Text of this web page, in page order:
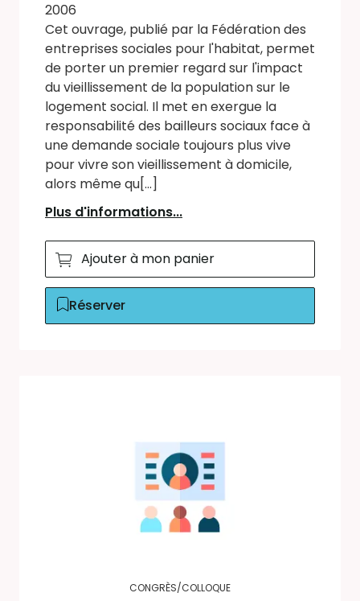
2006
Cet ouvrage, publié par la Fédération des
entreprises sociales pour l'habitat, permet
de porter un premier regard sur l'impact
du vieillissement de la population sur le
logement social. Il met en exergue la
responsabilité des bailleurs sociaux face à
une demande sociale toujours plus vive
pour vivre son vieillissement à domicile,
alors même qu[...]
Plus d'informations...
Ajouter à mon panier
Réserver
CONGRÈS/COLLOQUE